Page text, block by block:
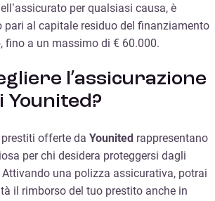
per qualsiasi causa, è
pari al capitale residuo del finanziamento
fino a un massimo di € 60.000.
l’assicurazione
offerte da Younited rappresentano
per chi desidera proteggersi dagli
una polizza assicurativa, potrai
il rimborso del tuo prestito anche in